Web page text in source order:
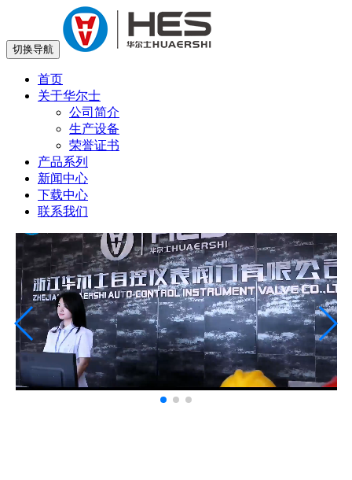
切换导航
首页
关于华尔士
公司简介
生产设备
荣誉证书
产品系列
新闻中心
下载中心
联系我们